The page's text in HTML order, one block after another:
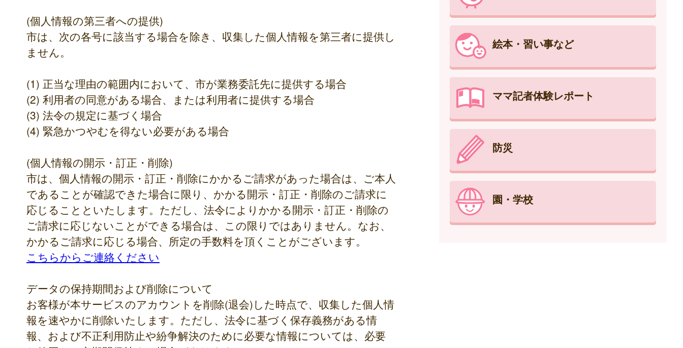
(個人情報の第三者への提供)
市は、次の各号に該当する場合を除き、収集した個人情報を第三者に提供し
ません。
(1) 正当な理由の範囲内において、市が業務委託先に提供する場合
(2) 利用者の同意がある場合、または利用者に提供する場合
(3) 法令の規定に基づく場合
(4) 緊急かつやむを得ない必要がある場合
(個人情報の開示・訂正・削除)
市は、個人情報の開示・訂正・削除にかかるご請求があった場合は、ご本人
であることが確認できた場合に限り、かかる開示・訂正・削除のご請求に
応じることといたします。ただし、法令によりかかる開示・訂正・削除の
ご請求に応じないことができる場合は、この限りではありません。なお、
かかるご請求に応じる場合、所定の手数料を頂くことがございます。
こちらからご連絡ください
データの保持期間および削除について
お客様が本サービスのアカウントを削除(退会)した時点で、収集した個人情
報を速やかに削除いたします。ただし、法令に基づく保存義務がある情
報、および不正利用防止や紛争解決のために必要な情報については、必要
絵本・習い事など
ママ記者体験レポート
防災
園・学校